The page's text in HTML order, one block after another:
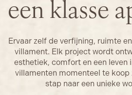
een klasse
Ervaar zelf de verfijning, ruimte
villament. Elk project wordt
esthetiek, comfort en een leven
villamenten momenteel te koop
stap naar een unieke